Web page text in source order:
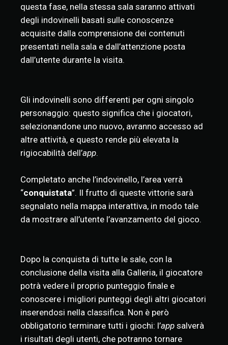
questa fase, nella stessa sala saranno attivati
degli indovinelli basati sulle conoscenze
acquisite dalla comprensione dei contenuti
presentati nella sala e dall’attenzione posta
dall’utente durante la visita.
Gli indovinelli sono differenti per ogni singolo
personaggio: questo significa che i giocatori,
selezionandone uno nuovo, avranno accesso ad
altre attività, e questo rende più elevata la
rigiocabilità dell’app.
Completato anche l’indovinello, l’area verrà
“conquistata”. Il frutto di queste vittorie sarà
segnalato nella mappa interattiva, in modo tale
da mostrare all’utente l’avanzamento del gioco.
Dopo la conquista di tutte le sale, con la
conclusione della visita alla Galleria, il giocatore
potrà vedere il proprio punteggio finale e
conoscere i migliori punteggi degli altri giocatori
inserendosi nella classifica. Non è però
obbligatorio terminare tutti i giochi: l’app salverà
i risultati degli utenti, che potranno tornare